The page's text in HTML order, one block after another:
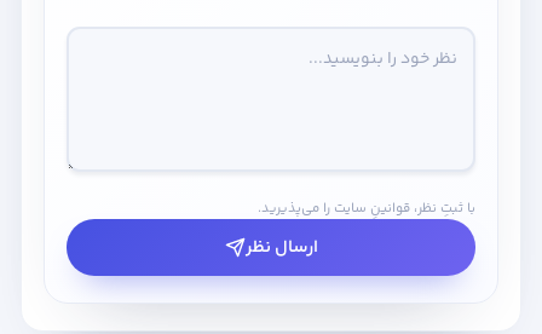
با ثبتِ نظر، قوانینِ سایت را می‌پذیرید.
ارسال نظر